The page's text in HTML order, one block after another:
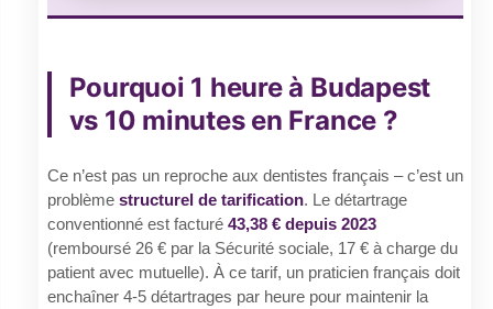
Pourquoi 1 heure à Budapest
vs 10 minutes en France ?
Ce n’est pas un reproche aux dentistes français – c’est un
problème structurel de tarification. Le détartrage
conventionné est facturé 43,38 € depuis 2023
(remboursé 26 € par la Sécurité sociale, 17 € à charge du
patient avec mutuelle). À ce tarif, un praticien français doit
enchaîner 4-5 détartrages par heure pour maintenir la